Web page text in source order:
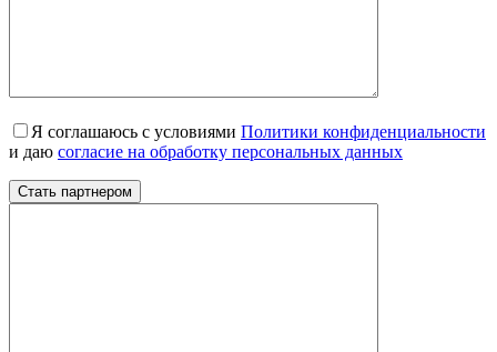
Я соглашаюсь с условиями Политики конфиденциальности
и даю согласие на обработку персональных данных